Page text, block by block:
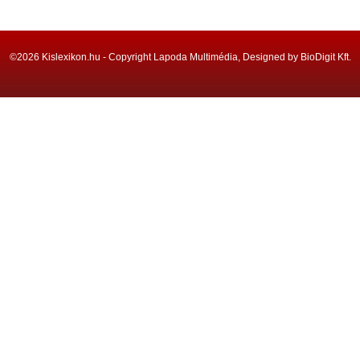
©2026 Kislexikon.hu - Copyright Lapoda Multimédia, Designed by BioDigit Kft.